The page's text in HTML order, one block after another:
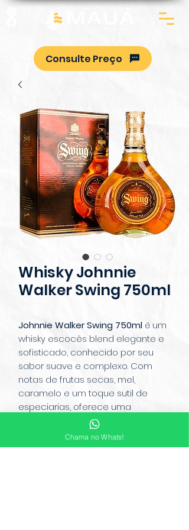
Consulte Preço
Whisky Johnnie
Walker Swing 750ml
Johnnie Walker Swing 750ml é um
whisky escocês blend elegante e
sofisticado, conhecido por seu
sabor suave e complexo. Com
notas de frutas secas, mel,
caramelo e um toque sutil de
especiarias, oferece uma
experiência rica e refinada. Seu
design exclusivo da garrafa, com
base que permite balançar
Chama no Whats!